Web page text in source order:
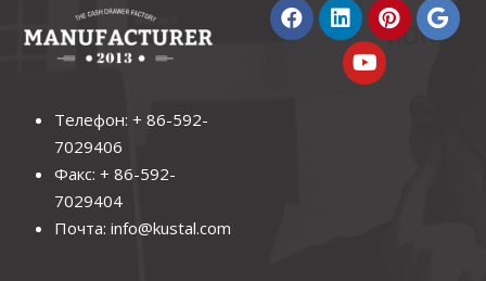
Телефон: + 86-592-
7029406
Факс: + 86-592-
7029404
Почта: info@kustal.com